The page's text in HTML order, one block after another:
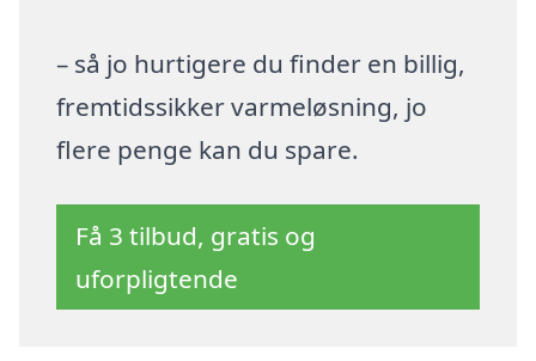
– så jo hurtigere du finder en billig,
fremtidssikker varmeløsning, jo
flere penge kan du spare.
Få 3 tilbud, gratis og
uforpligtende